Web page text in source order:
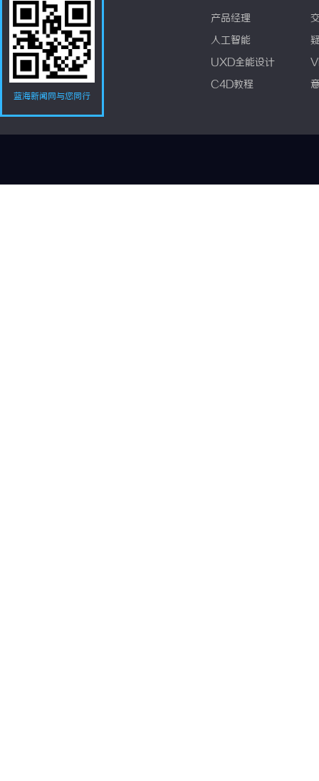
蓝海新闻网与您同行
产品经理
人工智能
UXD全能设计
C4D教程